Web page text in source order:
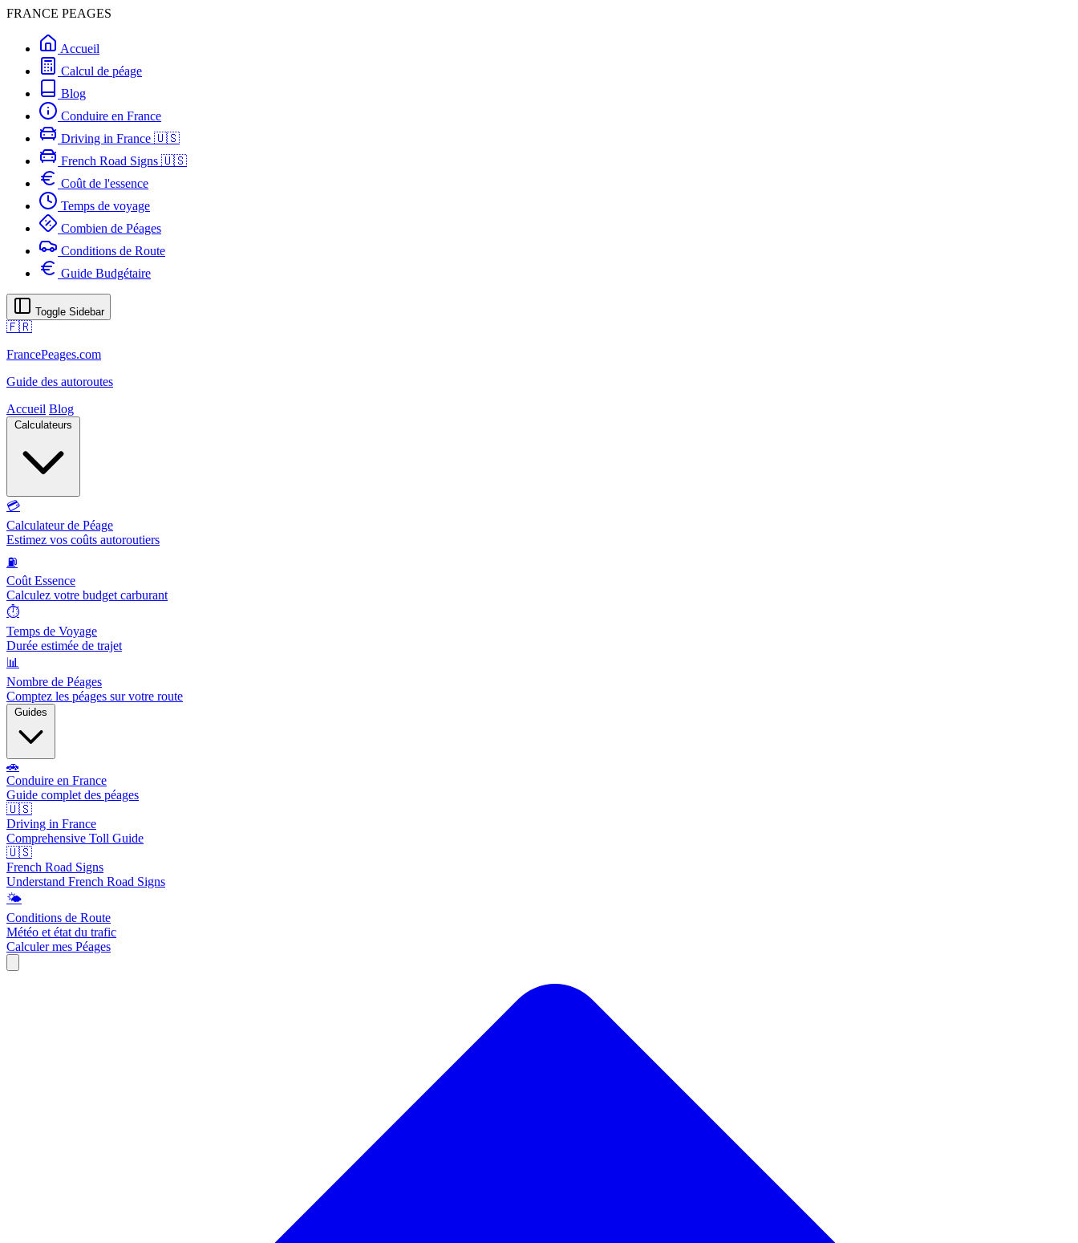
FRANCE PEAGES
Accueil
Calcul de péage
Blog
Conduire en France
Driving in France 🇺🇸
French Road Signs 🇺🇸
Coût de l'essence
Temps de voyage
Combien de Péages
Conditions de Route
Guide Budgétaire
Toggle Sidebar
🇫🇷
FrancePeages.com
Guide des autoroutes
Accueil Blog
Calculateurs
💳
Calculateur de Péage
Estimez vos coûts autoroutiers
⛽
Coût Essence
Calculez votre budget carburant
⏱️
Temps de Voyage
Durée estimée de trajet
📊
Nombre de Péages
Comptez les péages sur votre route
Guides
🚗
Conduire en France
Guide complet des péages
🇺🇸
Driving in France
Comprehensive Toll Guide
🇺🇸
French Road Signs
Understand French Road Signs
🌤️
Conditions de Route
Météo et état du trafic
Calculer mes Péages